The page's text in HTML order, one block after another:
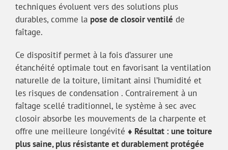
techniques évoluent vers des solutions plus
durables, comme la pose de closoir ventilé de
faîtage.
Ce dispositif permet à la fois d’assurer une
étanchéité optimale tout en favorisant la ventilation
naturelle de la toiture, limitant ainsi l’humidité et
les risques de condensation . Contrairement à un
faîtage scellé traditionnel, le système à sec avec
closoir absorbe les mouvements de la charpente et
offre une meilleure longévité ♦ Résultat : une toiture
plus saine, plus résistante et durablement protégée